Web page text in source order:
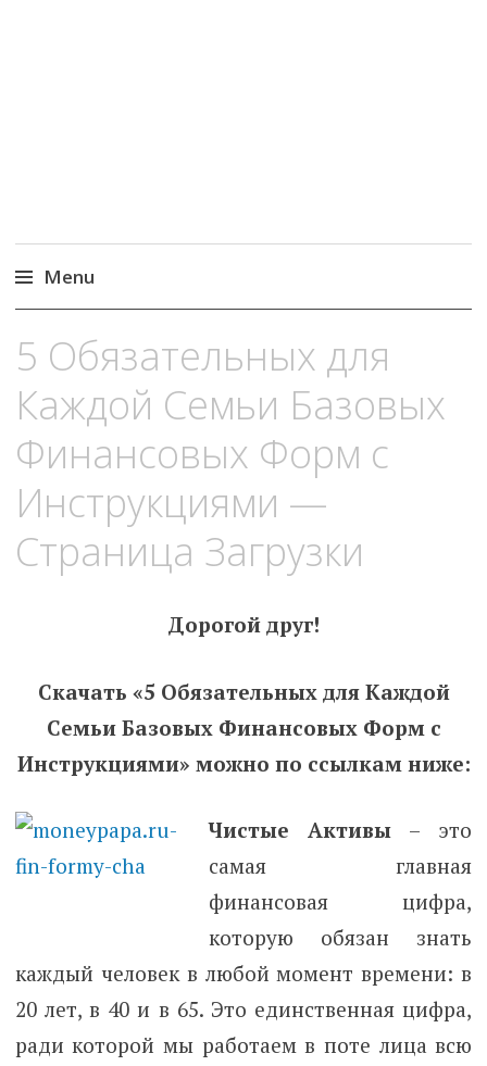
Menu
to
5 Обязательных для
Каждой Семьи Базовых
Финансовых Форм с
Инструкциями —
Страница Загрузки
Дорогой друг!
Скачать «5 Обязательных для Каждой
Семьи Базовых Финансовых Форм с
Инструкциями» можно по ссылкам ниже:
Чистые Активы – это
самая главная
финансовая цифра,
которую обязан знать
каждый человек в любой момент времени: в
20 лет, в 40 и в 65. Это единственная цифра,
ради которой мы работаем в поте лица всю